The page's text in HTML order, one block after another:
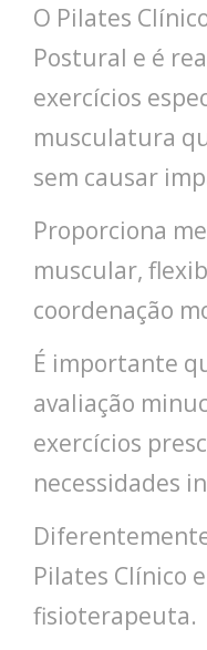
O Pilates
Postural e é
exercícios
musculatura
sem causar
Proporciona
muscular,
coordenação
É importante
avaliação
exercícios
necessidades
Pilates Clínico
fisioterapeuta.